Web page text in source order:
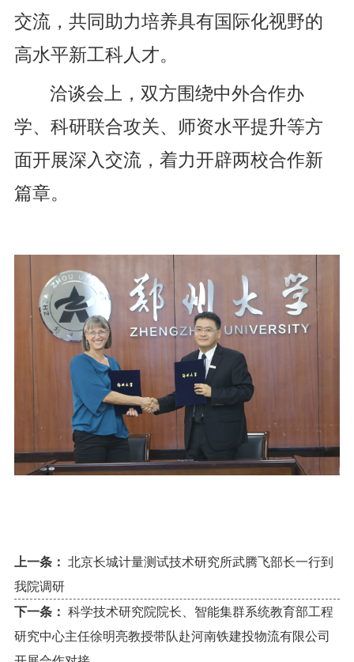
交流 ，共同助力培养具有国际化视野的
高水平新工科人才。
洽谈会上，双方围绕中外合作办
学、科研联合攻关、师资水平提升等方
面开展深入交流， 着力开辟两校合作新
篇章。
上一条： 北京长城计量测试技术研究所武腾飞部长一行到
我院调研
下一条： 科学技术研究院院长、智能集群系统教育部工程
研究中心主任徐明亮教授带队赴河南铁建投物流有限公司